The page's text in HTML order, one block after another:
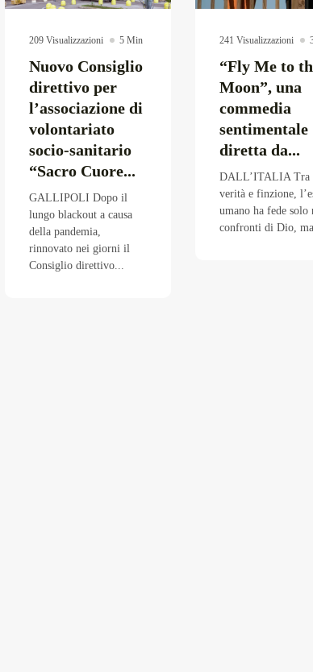
209 Visualizzazioni 5 Min
Nuovo Consiglio
direttivo per
l’associazione di
volontariato
socio-sanitario
“Sacro Cuore...
GALLIPOLI Dopo il
lungo blackout a causa
della pandemia,
rinnovato nei giorni il
Consiglio direttivo...
241 Visualizzazioni
“Fly Me to
Moon”, una
commedia
sentimentale
diretta da...
DALL’ITALIA Tra
verità e finzione,
umano ha fede solo
confronti di Dio,